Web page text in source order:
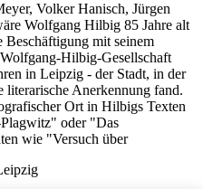
Volker Hanisch, Jürgen
Wolfgang Hilbig 85 Jahre alt
Beschäftigung mit seinem
Hilbig-Gesellschaft
in Leipzig - der Stadt, in der
literarische Anerkennung fand.
Ort in Hilbigs Texten
oder "Das
wie "Versuch über